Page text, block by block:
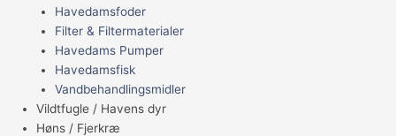
Havedamsfoder
Filter & Filtermaterialer
Havedams Pumper
Havedamsfisk
Vandbehandlingsmidler
Vildtfugle / Havens dyr
Høns / Fjerkræ